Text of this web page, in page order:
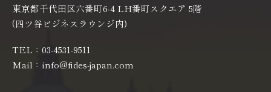
東京都千代田区六番町6-4 LH番町スクエア 5階
(四ツ谷ビジネスラウンジ内)
TEL：03-4531-9511
Mail：info@fides-japan.com